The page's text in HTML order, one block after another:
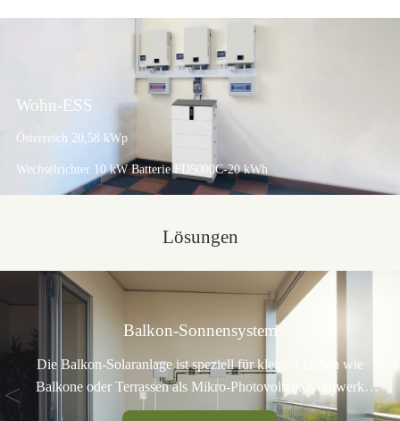
Wohn-ESS
Österreich 20,58 kWp
Wechselrichter 10 kW Batterie FD5000C-20 kWh
Lösungen
Balkon-Sonnensystem
Die Balkon-Solaranlage ist speziell für kleine Flächen wie
Balkone oder Terrassen als Mikro-Photovoltaik-Kraftwerk
konzipiert. In Kombination mit einer intelligenten
>
<